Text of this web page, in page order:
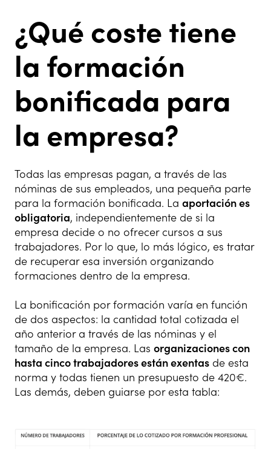
¿Qué coste tiene
la formación
bonificada para
la empresa?
Todas las empresas pagan, a través de las
nóminas de sus empleados, una pequeña parte
para la formación bonificada. La aportación es
obligatoria, independientemente de si la
empresa decide o no ofrecer cursos a sus
trabajadores. Por lo que, lo más lógico, es tratar
de recuperar esa inversión organizando
formaciones dentro de la empresa.
La bonificación por formación varía en función
de dos aspectos: la cantidad total cotizada el
año anterior a través de las nóminas y el
tamaño de la empresa. Las organizaciones con
hasta cinco trabajadores están exentas de esta
norma y todas tienen un presupuesto de 420€.
Las demás, deben guiarse por esta tabla: